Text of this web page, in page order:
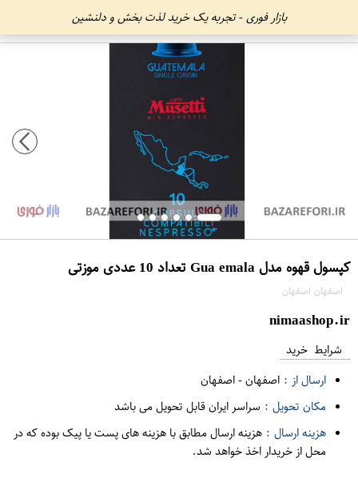
بازار فوری - تجربه یک خرید لذت بخش و دلنشین
کپسول قهوه مدل Gua emala تعداد 10 عددی موزتی
اصفهان اصفهان
nimaashop.ir
شرایط خرید
ارسال از : اصفهان-اصفهان
مکان تحویل : سراسر ایران قابل تحویل می باشد
هزینه ارسال : هزینه ارسال مطابق با هزینه های پست یا پیک بوده که در
محل از خریدار اخذ خواهد شد.